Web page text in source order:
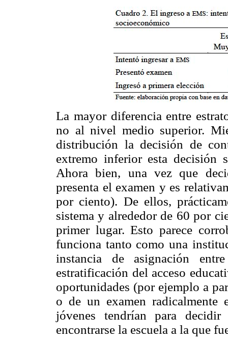
La mayor diferencia entre
no al nivel medio superior.
distribución la decisión de
extremo inferior esta decisión
Ahora bien, una vez que
presenta el examen y es
por ciento). De ellos,
sistema y alrededor de 60 por
primer lugar. Esto parece
funciona tanto como una
instancia de asignación
estratificación del acceso
oportunidades (por ejemplo a
o de un examen radicalmente
jóvenes tendrían para
encontrarse la escuela a la que